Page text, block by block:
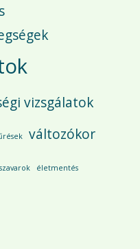
vizsgálatok
változókor
életmentés